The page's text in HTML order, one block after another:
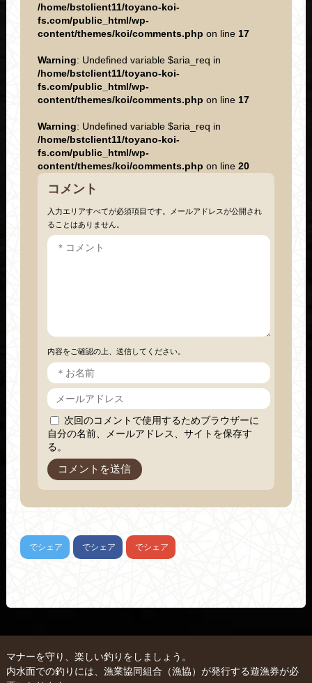
/home/bstclient11/toyano-koi-
fs.com/public_html/wp-
content/themes/koi/comments.php on line 17
Warning: Undefined variable $aria_req in
/home/bstclient11/toyano-koi-
fs.com/public_html/wp-
content/themes/koi/comments.php on line 17
Warning: Undefined variable $aria_req in
/home/bstclient11/toyano-koi-
fs.com/public_html/wp-
content/themes/koi/comments.php on line 20
コメント
入力エリアすべてが必須項目です。メールアドレスが公開され
ることはありません。
内容をご確認の上、送信してください。
次回のコメントで使用するためブラウザーに
自分の名前、メールアドレス、サイトを保存す
る。
でシェア でシェア でシェア
マナーを守り、楽しい釣りをしましょう。
内水面での釣りには、漁業協同組合（漁協）が発行する遊漁券が必